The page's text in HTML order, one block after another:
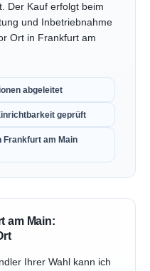
Der Kauf erfolgt beim
und Inbetriebnahme
Ort in Frankfurt am
abgeleitet
geprüft
Frankfurt am Main
am Main:
Ihrer Wahl kann ich